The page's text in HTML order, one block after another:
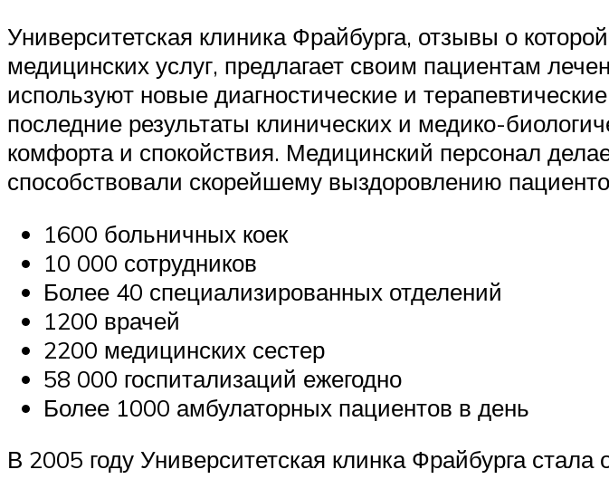
Университетская клиника Фрайбурга, отзывы о
медицинских услуг, предлагает своим пациентам
используют новые диагностические и
последние результаты клинических и медико-
комфорта и спокойствия. Медицинский персонал
способствовали скорейшему выздоровлению
1600 больничных коек
10 000 сотрудников
Более 40 специализированных отделений
1200 врачей
2200 медицинских сестер
58 000 госпитализаций ежегодно
Более 1000 амбулаторных пациентов в день
В 2005 году Университетская клинка Фрайбурга